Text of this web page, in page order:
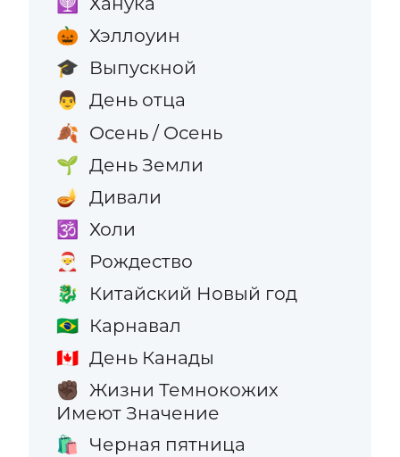
🎃 Хэллоуин
🎓 Выпускной
👨 День отца
🍂 Осень / Осень
🌱 День Земли
🪔 Дивали
🕉️ Холи
🎅 Рождество
🐉 Китайский Новый год
🇧🇷 Карнавал
🇨🇦 День Канады
✊🏿 Жизни Темнокожих
Имеют Значение
🛍️ Черная пятница